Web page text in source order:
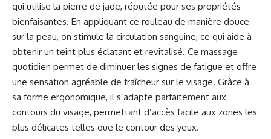
qui utilise la pierre de jade, réputée pour ses propriétés
bienfaisantes. En appliquant ce rouleau de manière douce
sur la peau, on stimule la circulation sanguine, ce qui aide à
obtenir un teint plus éclatant et revitalisé. Ce massage
quotidien permet de diminuer les signes de fatigue et offre
une sensation agréable de fraîcheur sur le visage. Grâce à
sa forme ergonomique, il s’adapte parfaitement aux
contours du visage, permettant d’accès facile aux zones les
plus délicates telles que le contour des yeux.